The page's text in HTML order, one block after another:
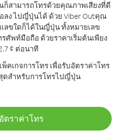
สามารถโทรด้วยคุณภาพเสียงที่ดี
ลง ไปญี่ปุ่นได้ ด้วย Viber Outคุณ
ลขใดก็ได้ในญี่ปุ่น ทั้งหมายเลข
ศัพท์มือถือ ด้วยราคาเริ่มต้นเพียง
¢ ต่อนาที
คเกจการโทร เพื่อรับอัตราค่าโทร
ดสำหรับการโทรไปญี่ปุ่น
ตราค่าโทร